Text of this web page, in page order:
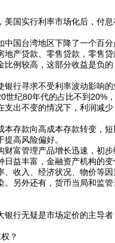
实行利率市场化后，付
台湾地区下降了一个百分
产贷款、零售贷款，零售
较高，这部分收益是负
寻求不受利率波动影响的
纪80年代的占比不到20%
不变的情况下，利润减少
款向高成本存款转变，
高风险偏好。
管理产品增长迅速，初
益丰富，金融资产机构的变
入、经济状况、物价等因
另外还有，货币当局和监
行无疑是市场定价的主导者
？